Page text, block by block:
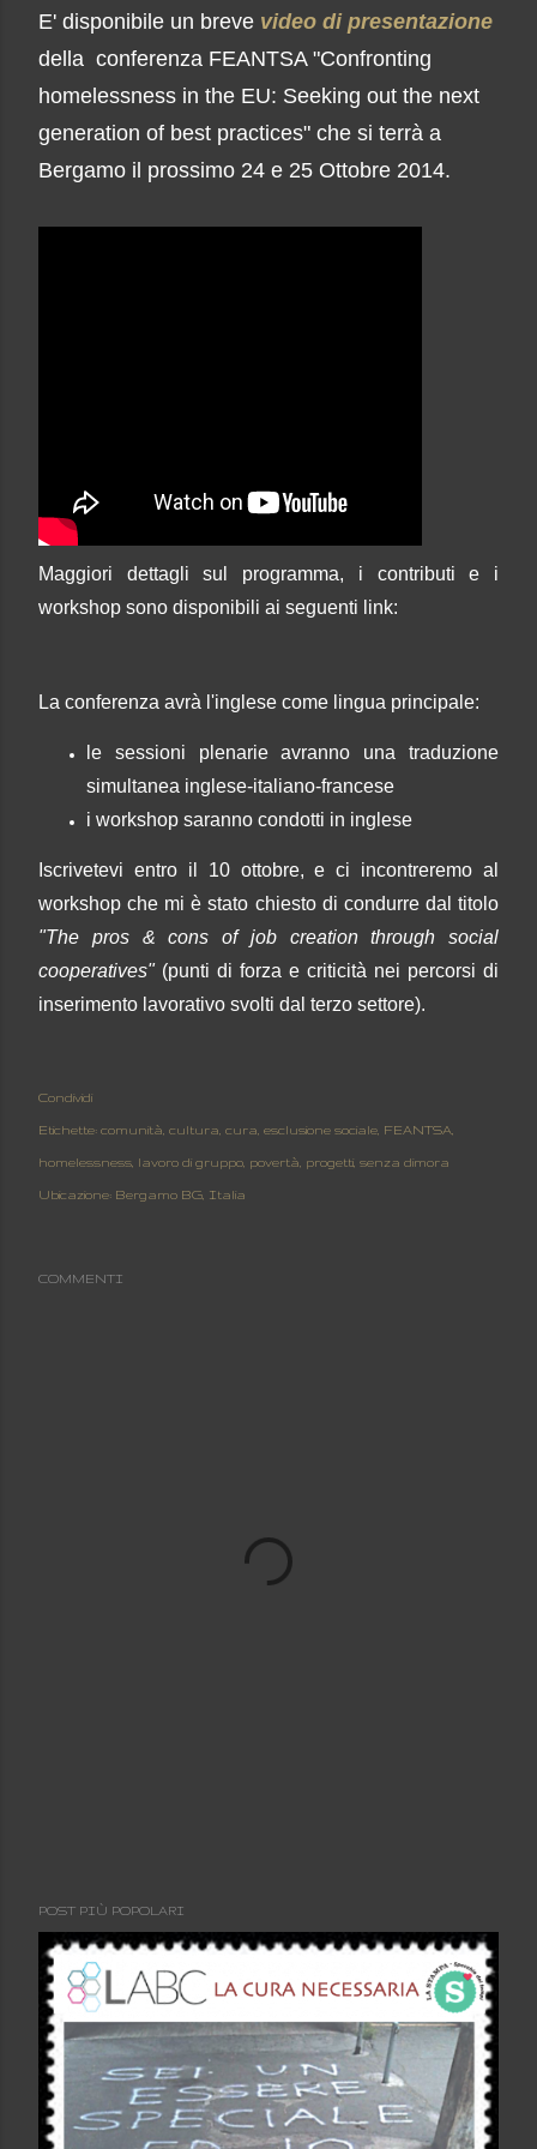
E' disponibile un breve video di presentazione
della conferenza FEANTSA"Confronting
homelessness in the EU: Seeking out the next
generation of best practices" che si terrà a
Bergamo il prossimo 24 e 25 Ottobre 2014.
Maggiori dettagli sul programma, i contributi e i
workshop sono disponibili ai seguenti link:
La conferenza avrà l'inglese come lingua principale:
le sessioni plenarie avranno una traduzione
simultanea inglese-italiano-francese
i workshop saranno condotti in inglese
Iscrivetevi entro il 10 ottobre, e ci incontreremo al
workshop che mi è stato chiesto di condurre dal titolo
"The pros & cons of job creation through social
cooperatives"(punti di forza e criticità nei percorsi di
inserimento lavorativo svolti dal terzo settore).
Condividi
Etichette: comunità cultura cura esclusione sociale FEANTSA
homelessness lavoro di gruppo povertà progetti senza dimora
Ubicazione: Bergamo BG, Italia
COMMENTI
POST PIÙ POPOLARI